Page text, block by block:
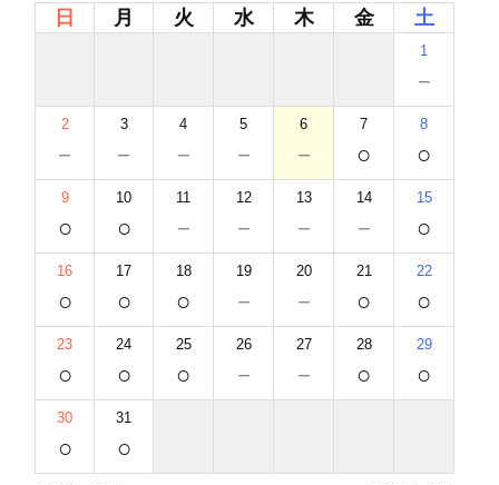
日 月 火 水 木 金 土
1
－
2
－
3
－
4
－
5
－
6
－
7
○
8
○
9
○
10
○
11
－
12
－
13
－
14
－
15
○
16
○
17
○
18
○
19
－
20
－
21
○
22
○
23
○
24
○
25
○
26
－
27
－
28
○
29
○
30
○
31
○